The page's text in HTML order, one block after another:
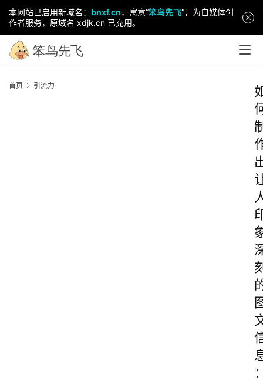
本网站已启用新域名： bnxf.cn，寓意“笨鸟先飞”，为自媒体创
作者服务，原域名 xdjk.cn 已充用。
首页 引流力